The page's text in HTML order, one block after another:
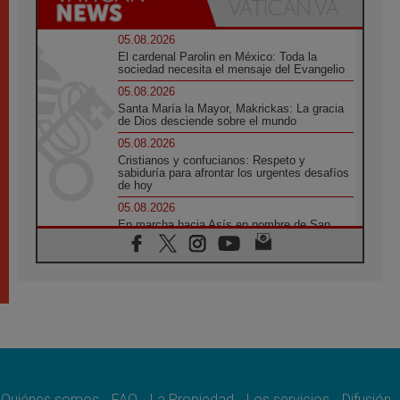
05.08.2026
El cardenal Parolin en México: Toda la
sociedad necesita el mensaje del Evangelio
05.08.2026
Santa María la Mayor, Makrickas: La gracia
de Dios desciende sobre el mundo
05.08.2026
Cristianos y confucianos: Respeto y
sabiduría para afrontar los urgentes desafíos
de hoy
05.08.2026
En marcha hacia Asís en nombre de San
Francisco, a la espera de León
05.08.2026
quienes bendicen la guerra